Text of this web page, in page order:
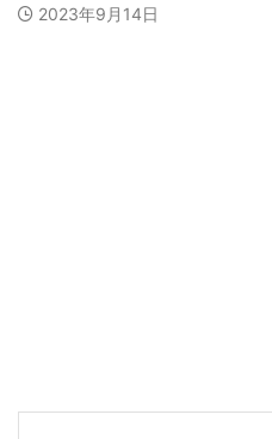
2023年9月14日